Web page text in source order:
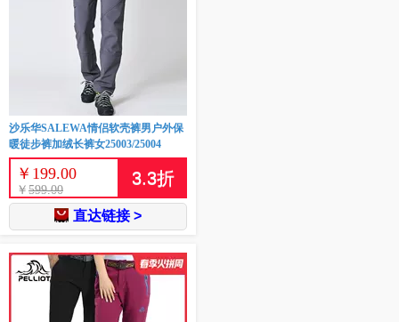
沙乐华SALEWA情侣软壳裤男户外保
暖徒步裤加绒长裤女25003/25004
￥ 199.00
￥ 599.00
3.3折
直达链接 >